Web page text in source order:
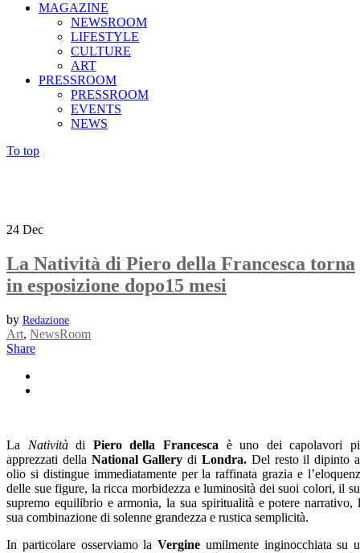
MAGAZINE
NEWSROOM
LIFESTYLE
CULTURE
ART
PRESSROOM
PRESSROOM
EVENTS
NEWS
To top
24 Dec
La Natività di Piero della Francesca torna
in esposizione dopo15 mesi
by Redazione
Art, NewsRoom
Share
La Nativitàdi Piero della Francesca è uno dei capolavori
apprezzati della National Gallery diLondra. Del resto il dipinto
olio si distingue immediatamente per la raffinata grazia e
delle sue figure, la ricca morbidezza e luminosità dei suoi colori, il
supremo equilibrio e armonia, la sua spiritualità e potere narrativo,
sua combinazione di solenne grandezza e rustica semplicità.
In particolare osserviamo la Vergine umilmente inginocchiata su